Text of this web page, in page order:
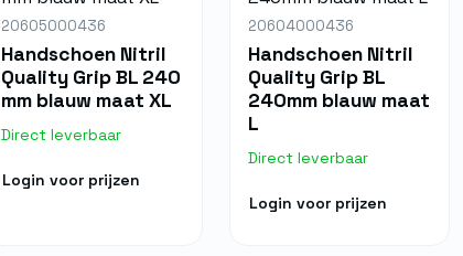
20605000436
Handschoen Nitril
Quality Grip BL 240
mm blauw maat XL
Direct leverbaar
Login voor prijzen
20604000436
Handschoen Nitril
Quality Grip BL
240mm blauw maat
L
Direct leverbaar
Login voor prijzen